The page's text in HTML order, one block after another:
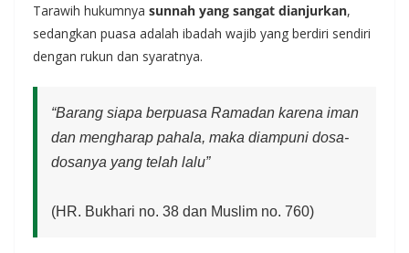
Tarawih hukumnya sunnah yang sangat dianjurkan,
sedangkan puasa adalah ibadah wajib yang berdiri sendiri
dengan rukun dan syaratnya.
“Barang siapa berpuasa Ramadan karena iman
dan mengharap pahala, maka diampuni dosa-
dosanya yang telah lalu”
(HR. Bukhari no. 38 dan Muslim no. 760)